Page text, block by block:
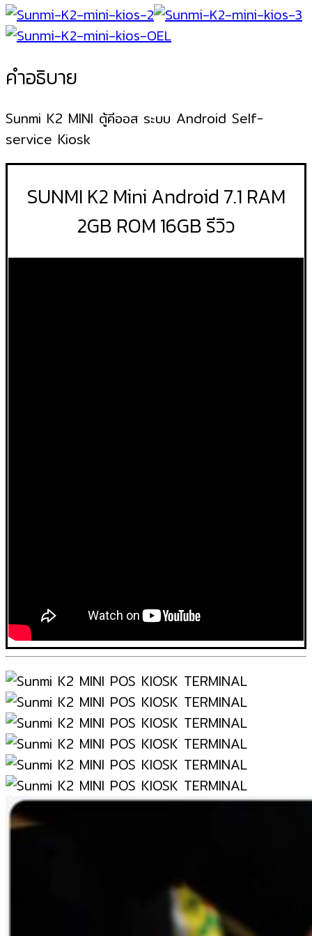
คำอธิบาย
Sunmi K2 MINI ตู้คีออส ระบบ Android Self-
service Kiosk
SUNMI K2 Mini Android 7.1 RAM
2GB ROM 16GB รีวิว